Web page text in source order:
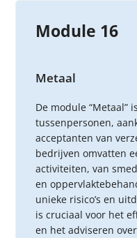
Module 16
Metaal
De module “Metaal”
tussenpersonen,
acceptanten van
bedrijven omvatten
activiteiten, van
en
unieke risico’s en
is cruciaal voor het
en het adviseren